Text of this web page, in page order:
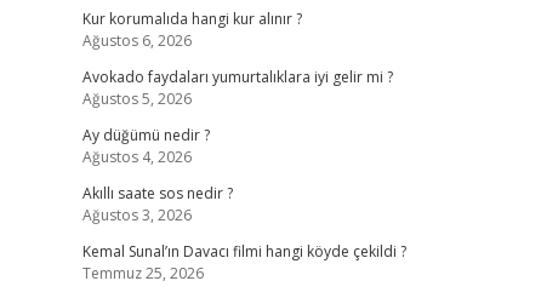
Kur korumalıda hangi kur alınır ?
Ağustos 6, 2026
Avokado faydaları yumurtalıklara iyi gelir mi ?
Ağustos 5, 2026
Ay düğümü nedir ?
Ağustos 4, 2026
Akıllı saate sos nedir ?
Ağustos 3, 2026
Kemal Sunal’ın Davacı filmi hangi köyde çekildi ?
Temmuz 25, 2026